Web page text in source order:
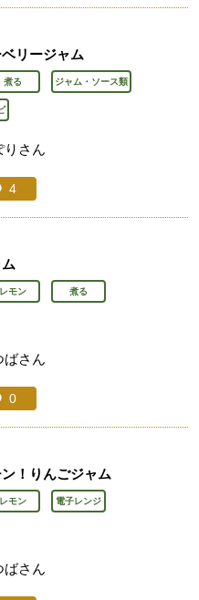
リージャム
煮る ジャム・ソース類
りさん
登録：
コメント：
4
レモン 煮る
ばさん
り登録：
コメント：
0
！りんごジャム
レモン 電子レンジ
ばさん